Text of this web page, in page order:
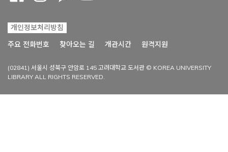
개인정보처리방침
주요 전화번호
찾아오는 길 개관시간 원격지원
(02841) 서울시 성북구 안암로 145 고려대학교 도서관 © KOREA UNIVERSITY
LIBRARY ALL RIGHTS RESERVED.